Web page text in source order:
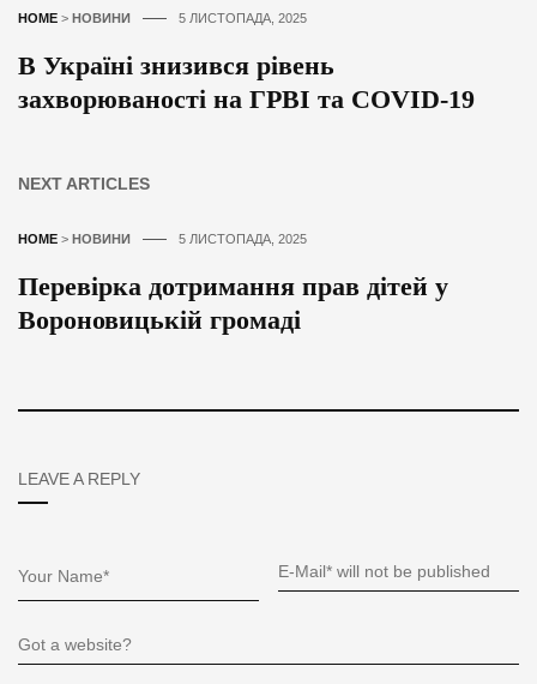
HOME > НОВИНИ 5 ЛИСТОПАДА, 2025
В Україні знизився рівень
захворюваності на ГРВІ та COVID-19
NEXT ARTICLES
HOME > НОВИНИ 5 ЛИСТОПАДА, 2025
Перевірка дотримання прав дітей у
Вороновицькій громаді
LEAVE A REPLY